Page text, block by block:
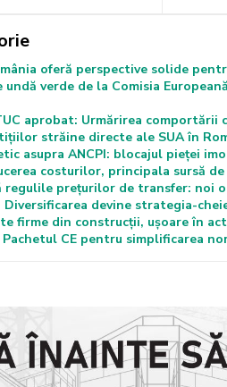
oferă perspective solide
undă verde de la Comisia
aprobat: Urmărirea
străine directe ale SUA în
asupra ANCPI: blocajul pieței
costurilor, principala sursă
regulile prețurilor de transfer: noi
Diversificarea devine strategia-
firme din construcții, ușoare în
Pachetul CE pentru simplificarea